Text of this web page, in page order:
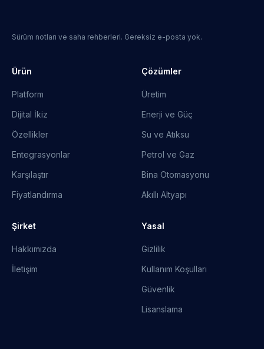
Sürüm notları ve saha rehberleri. Gereksiz e-posta yok.
Ürün
Platform
Dijital İkiz
Özellikler
Entegrasyonlar
Karşılaştır
Fiyatlandırma
Çözümler
Üretim
Enerji ve Güç
Su ve Atıksu
Petrol ve Gaz
Bina Otomasyonu
Akıllı Altyapı
Şirket
Hakkımızda
İletişim
Yasal
Gizlilik
Kullanım Koşulları
Güvenlik
Lisanslama